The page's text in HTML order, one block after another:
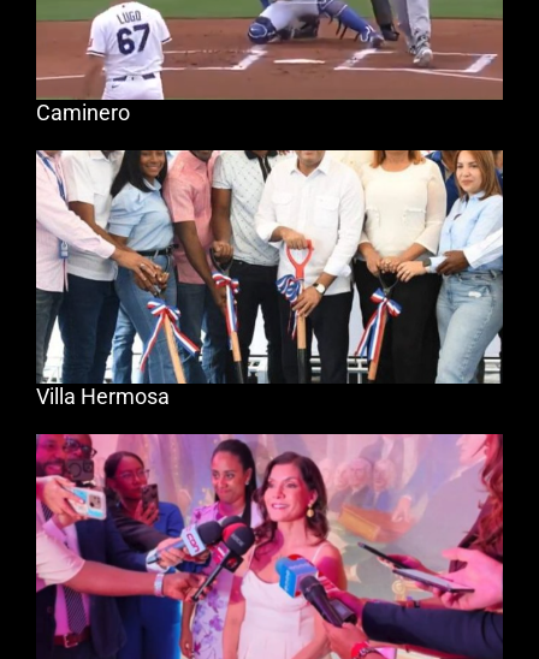
Caminero
Villa Hermosa